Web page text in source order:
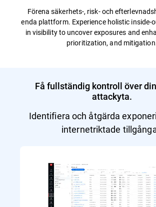
Förena säkerhets-, risk- och
enda plattform. Experience holistic inside-
in visibility to uncover exposures and
prioritization, and
Få fullständig kontroll över
attackyta.
Identifiera och åtgärda
internetriktade